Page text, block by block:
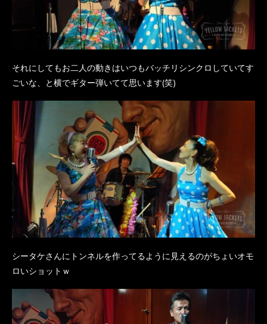
それにしてもお二人の動きはいつもバッチリシンクロしていてす
ごいな、と横でギター弾いてて思います(笑)
シータケさんにトンネルを作ってるように見えるのがちょいオモ
ロいショットｗ